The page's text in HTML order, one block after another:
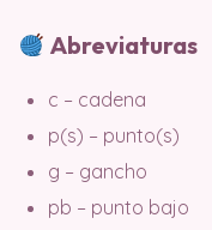
Abreviaturas
c – cadena
p(s) – punto(s)
g – gancho
pb – punto bajo